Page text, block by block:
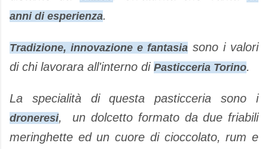
anni di esperienza.
Tradizione, innovazione e fantasia sono i valori
di chi lavorara all'interno di Pasticceria Torino.
La specialità di questa pasticceria sono i
droneresi, un dolcetto formato da due friabili
meringhette ed un cuore di cioccolato, rum e